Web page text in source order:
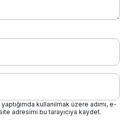
kullanılmak üzere adımı, e-
adresimi bu tarayıcıya kaydet.